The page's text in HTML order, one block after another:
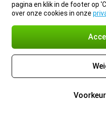
pagina en klik in de footer op
over onze cookies in onze